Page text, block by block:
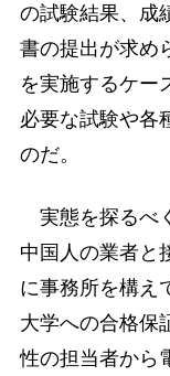
の試験結果、成
書の提出が求め
を実施するケー
必要な試験や各
のだ。
実態を探るべ
中国人の業者と
に事務所を構え
大学への合格保
性の担当者から